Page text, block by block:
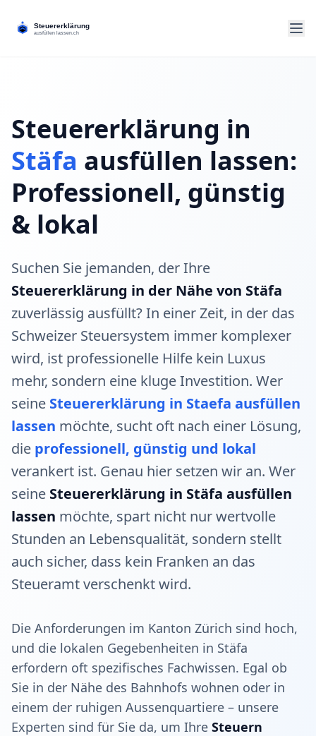
Steuererklärung in
Stäfa ausfüllen lassen:
Professionell, günstig
& lokal
Suchen Sie jemanden, der Ihre
Steuererklärung in der Nähe von Stäfa
zuverlässig ausfüllt? In einer Zeit, in der das
Schweizer Steuersystem immer komplexer
wird, ist professionelle Hilfe kein Luxus
mehr, sondern eine kluge Investition. Wer
seine Steuererklärung in Staefa ausfüllen
lassen möchte, sucht oft nach einer Lösung,
die professionell, günstig und lokal
verankert ist. Genau hier setzen wir an. Wer
seine Steuererklärung in Stäfa ausfüllen
lassen möchte, spart nicht nur wertvolle
Stunden an Lebensqualität, sondern stellt
auch sicher, dass kein Franken an das
Steueramt verschenkt wird.
Die Anforderungen im Kanton Zürich sind hoch,
und die lokalen Gegebenheiten in Stäfa
erfordern oft spezifisches Fachwissen. Egal ob
Sie in der Nähe des Bahnhofs wohnen oder in
einem der ruhigen Aussenquartiere – unsere
Experten sind für Sie da, um Ihre Steuern